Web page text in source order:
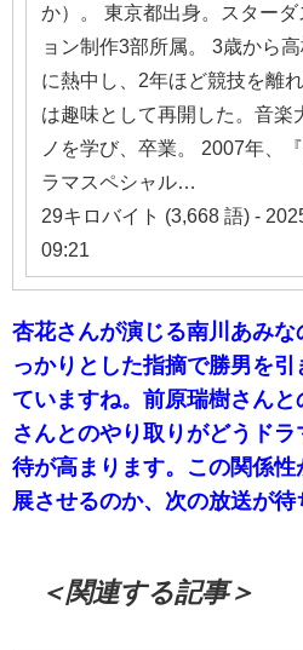
か）。 東京都出身。スター
ョン制作3部所属。 3歳から
に熱中し、2年ほど競技を離
は趣味として再開した。音楽
ノを学び、卒業。 2007年、
ラマスペシャル…
29キロバイト (3,668 語) -
09:21
杏花さんが演じる南川あみな
っかりとした指摘で勝男を
ていますね。前原瑞樹さん
さんとのやり取りがどうド
待が高まります。この関係
展させるのか、次の放送が待
＜関連する記事＞